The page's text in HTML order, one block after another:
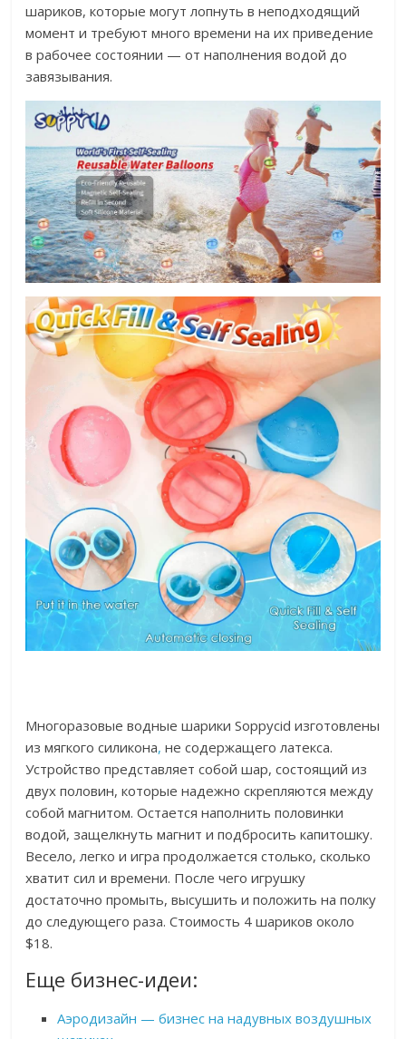
шариков, которые могут лопнуть в неподходящий
момент и требуют много времени на их приведение
в рабочее состоянии — от наполнения водой до
завязывания.
Многоразовые водные шарики Soppycid изготовлены
из мягкого силикона, не содержащего латекса.
Устройство представляет собой шар, состоящий из
двух половин, которые надежно скрепляются между
собой магнитом. Остается наполнить половинки
водой, защелкнуть магнит и подбросить капитошку.
Весело, легко и игра продолжается столько, сколько
хватит сил и времени. После чего игрушку
достаточно промыть, высушить и положить на полку
до следующего раза. Стоимость 4 шариков около
$18.
Еще бизнес-идеи:
Аэродизайн — бизнес на надувных воздушных